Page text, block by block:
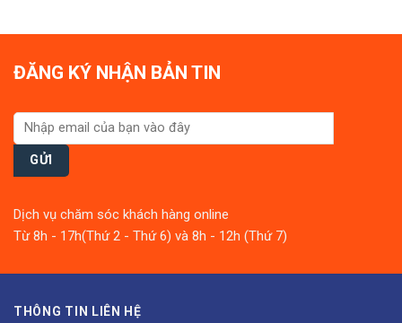
5
ĐĂNG KÝ NHẬN BẢN TIN
Dịch vụ chăm sóc khách hàng online
Từ 8h - 17h(Thứ 2 - Thứ 6) và 8h - 12h (Thứ 7)
THÔNG TIN LIÊN HỆ